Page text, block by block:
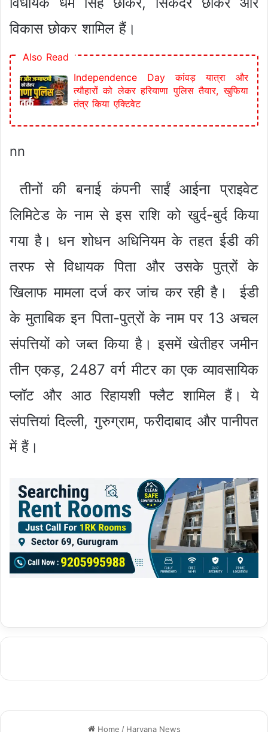
विकास छोकर शामिल हैं।
Also Read
Independence Day कांवड़ यात्रा और
त्यौहारों को लेकर हरियाणा पुलिस तैयार, खुफिया
तंत्र किया एक्टिवेट
nn
तीनों की बनाई कंपनी साईं आईना प्राइवेट
लिमिटेड के नाम से इस राशि को खुर्द-बुर्द किया
गया है। धन शोधन अधिनियम के तहत ईडी की
तरफ से विधायक पिता और उसके पुत्रों के
खिलाफ मामला दर्ज कर जांच कर रही है। ईडी
के मुताबिक इन पिता-पुत्रों के नाम पर 13 अचल
संपत्तियों को जब्त किया है। इसमें खेतीहर जमीन
तीन एकड़, 2487 वर्ग मीटर का एक व्यावसायिक
प्लॉट और आठ रिहायशी फ्लैट शामिल हैं। ये
संपत्तियां दिल्ली, गुरुग्राम, फरीदाबाद और पानीपत
में हैं।